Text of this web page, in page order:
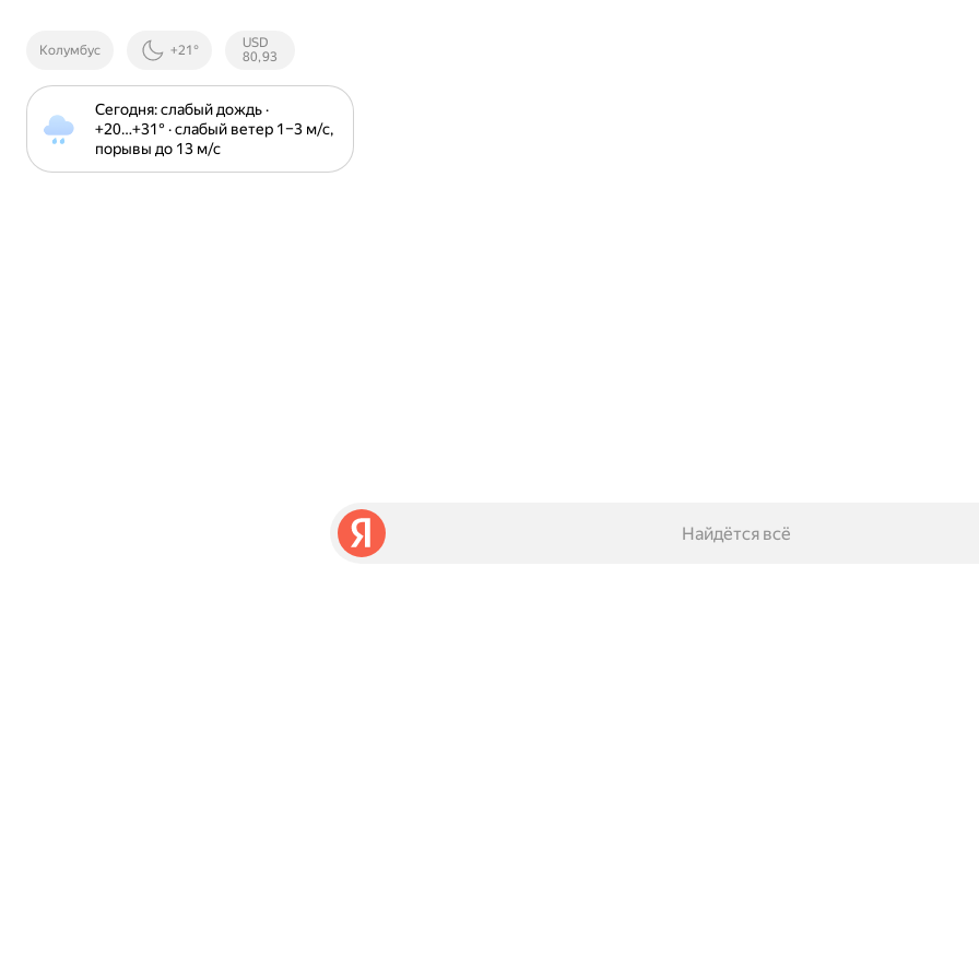
Колумбус +21°
Курсы ЦБ
РФ
USD
80,93
Сегодня: слабый дождь ·
+20⁠…⁠+31⁠° · слабый ветер 1⁠–⁠3 м⁠/⁠с,
порывы до 13 м⁠/⁠с